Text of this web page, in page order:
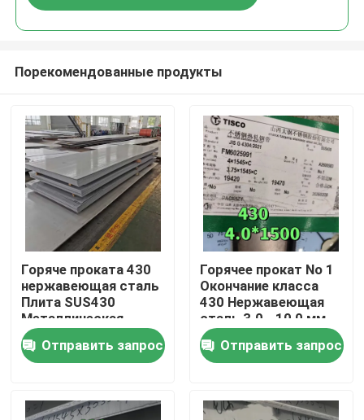
Домой
Продукты
Видеозаписи
Порекомендованные продукты
Горяче проката 430
нержавеющая сталь
Плита SUS430
Металлическая
плита 8*1500*6000
мм с поверхностью
NO.1
Отправить запрос
Горячее прокат No 1
Окончание класса
430 Нержавеющая
сталь 3.0 - 10,0 мм
SS 430 Плита от
TISCOОтправить запрос